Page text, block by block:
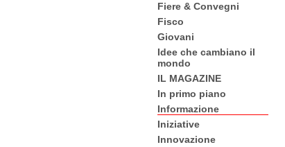
Fiere & Convegni
Fisco
Giovani
Idee che cambiano il
mondo
IL MAGAZINE
In primo piano
Informazione
Iniziative
Innovazione